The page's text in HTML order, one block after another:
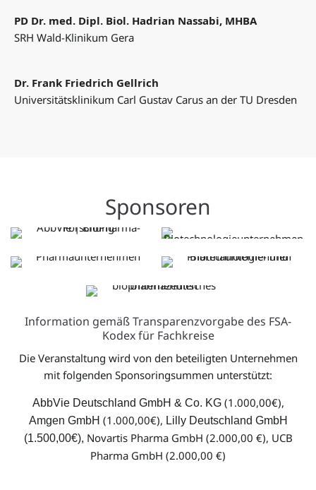
PD Dr. med. Dipl. Biol. Hadrian Nassabi, MHBA
SRH Wald-Klinikum Gera
Dr. Frank Friedrich Gellrich
Universitätsklinikum Carl Gustav Carus an der TU Dresden
Sponsoren
Website von Abbie
Website von Amgen
Website von Lilly
Website von Novartis
Website von UCB
Pharma GmbH
Information gemäß Transparenzvorgabe des FSA-
Kodex für Fachkreise
Die Veranstaltung wird von den beteiligten Unternehmen
mit folgenden Sponsoringsummen unterstützt:
AbbVie Deutschland GmbH & Co. KG(1.000,00€),
Amgen GmbH (1.000,00€), Lilly Deutschland GmbH
(1.500,00€), Novartis Pharma GmbH (2.000,00 €), UCB
Pharma GmbH (2.000,00 €)